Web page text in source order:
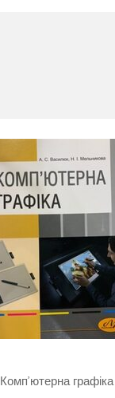
Комп’ютерна графіка